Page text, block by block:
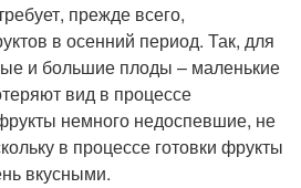
прежде всего,
в осенний период. Так, для
и большие плоды – маленькие
вид в процессе
немного недоспевшие, не
в процессе готовки фрукты
вкусными.